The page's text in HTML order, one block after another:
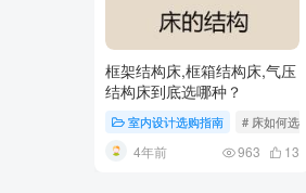
框架结构床,框箱结构床,气压
结构床到底选哪种？
室内设计选购指南 # 床如何选
4年前 963 13